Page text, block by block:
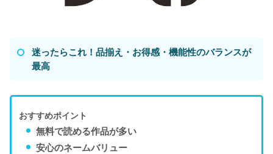
迷ったらこれ！品揃え・お得感・機能性のバランスが
最高
おすすめポイント
無料で読める作品が多い
安心のネームバリュー